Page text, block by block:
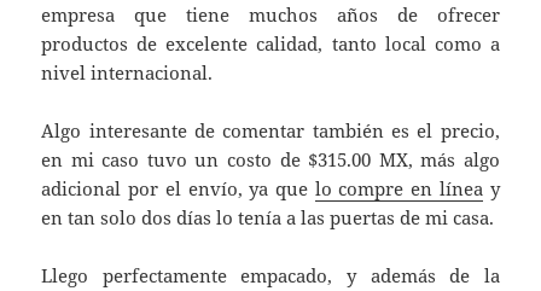
empresa que tiene muchos años de ofrecer
productos de excelente calidad, tanto local como a
nivel internacional.
Algo interesante de comentar también es el precio,
en mi caso tuvo un costo de $315.00 MX, más algo
adicional por el envío, ya que lo compre en líneay
en tan solo dos días lo tenía a las puertas de mi casa.
Llego perfectamente empacado, y además de la